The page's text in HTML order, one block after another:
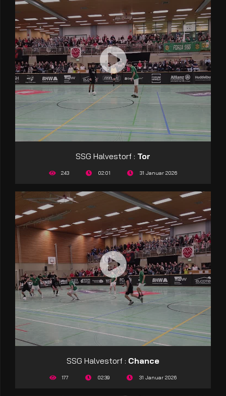
SSG Halvestorf : Tor
243 02:01 31 Januar 2026
SSG Halvestorf : Chance
177 02:39 31 Januar 2026